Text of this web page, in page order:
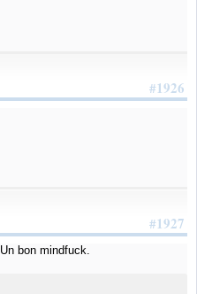
#1926
#1927
bon mindfuck.